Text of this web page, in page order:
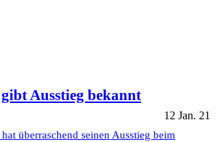
Ausstieg bekannt
12 Jan. 21
überraschend seinen Ausstieg beim